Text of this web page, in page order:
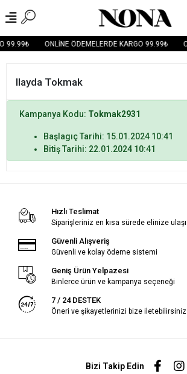
99.99₺ ONLİNE ÖDEMELERDE KARGO 99.99₺
Ilayda Tokmak
Kampanya Kodu: Tokmak2931
Başlagıç Tarihi: 15.01.2024 10:41
Bitiş Tarihi: 22.01.2024 10:41
Hızlı Teslimat
Siparişleriniz en kısa sürede elinize
Güvenli Alışveriş
Güvenli ve kolay ödeme sistemi
Geniş Ürün Yelpazesi
Binlerce ürün ve kampanya seçeneği
7 / 24 DESTEK
Öneri ve şikayetlerinizi bize iletebilirsiniz.
Bizi Takip Edin